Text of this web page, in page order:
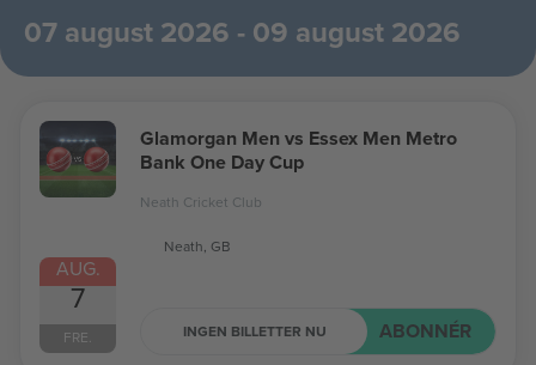
07 august 2026 - 09 august 2026
AUG.
7
FRE.
Glamorgan Men vs Essex Men Metro
Bank One Day Cup
Neath Cricket Club
Neath, GB
INGEN BILLETTER NU ABONNÉR